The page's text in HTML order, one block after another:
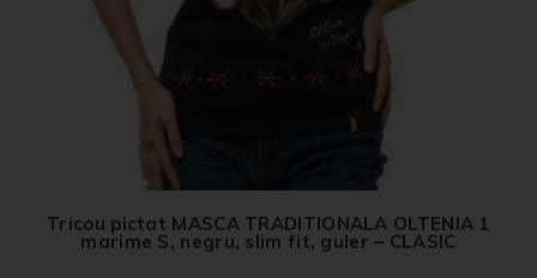
Tricou pictat MASCA TRADITIONALA OLTENIA 1
marime S, negru, slim fit, guler – CLASIC